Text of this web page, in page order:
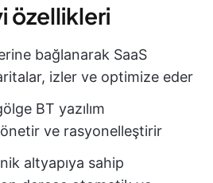
özellikleri
bağlanarak SaaS
izler ve optimize eder
BT yazılım
ve rasyonelleştirir
altyapıya sahip